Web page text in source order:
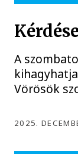
A
Vörösök
2025.